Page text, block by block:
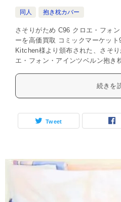
同人 抱き枕カバー
さそりがため C96 クロエ・フォ
ーを高価買取 コミックマーケッ
Kitchen様より頒布された、さそ
エ・フォン・アインツベルン抱き
続きを
Tweet